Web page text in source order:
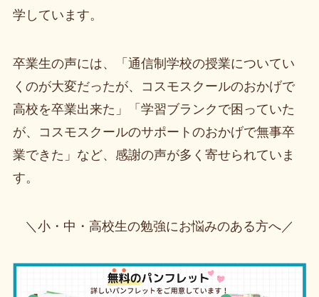
学しています。
卒業生の声には、「通信制学校の授業についてい
くのが大変だったが、コスモスクールのおかげで
高校を卒業出来た」「学習ブランクで困っていた
が、コスモスクールのサポートのおかげで無事卒
業できた」など、感謝の声が多く寄せられていま
す。
＼小・中・高校生の勉強にお悩みのある方へ／